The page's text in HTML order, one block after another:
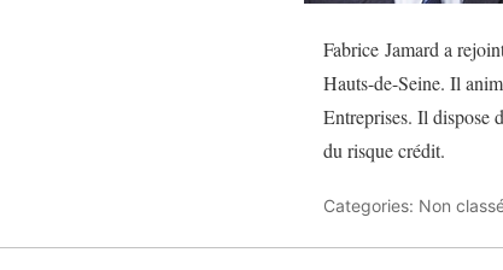
Fabrice Jamard a
Hauts-de-Seine. Il
Entreprises. Il dispose
du risque crédit.
Categories: Non